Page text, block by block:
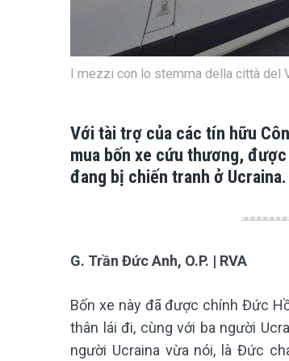
I mezzi con lo stemma della città del
Với tài trợ của các tín hữu
mua bốn xe cứu thương,
đang bị chiến tranh ở Ucraina.
G. Trần Đức Anh, O.P. | RVA
Bốn xe này đã được chính Đức
thân lái đi, cùng với ba người
người Ucraina vừa nói, là Đức